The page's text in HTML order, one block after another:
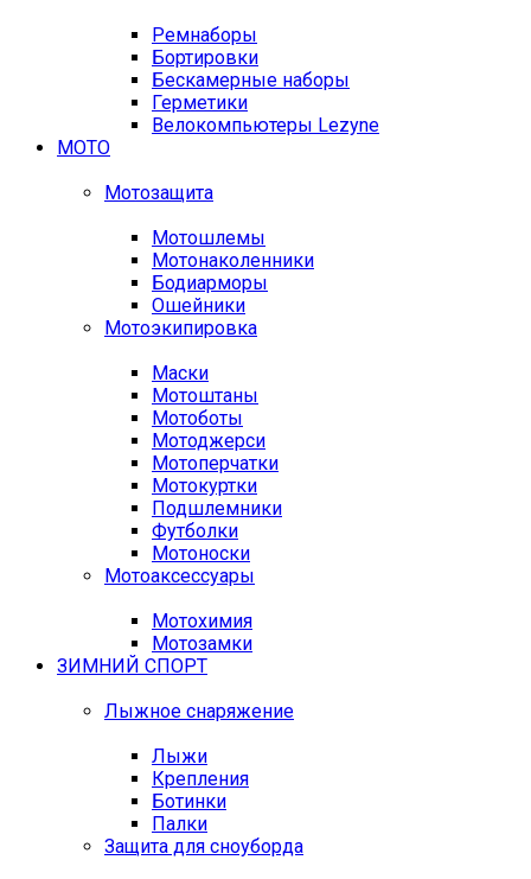
Ремнаборы
Бортировки
Бескамерные наборы
Герметики
Велокомпьютеры Lezyne
МОТО
Мотозащита
Мотошлемы
Мотонаколенники
Бодиарморы
Ошейники
Мотоэкипировка
Маски
Мотоштаны
Мотоботы
Мотоджерси
Мотоперчатки
Мотокуртки
Подшлемники
Футболки
Мотоноски
Мотоаксессуары
Мотохимия
Мотозамки
ЗИМНИЙ СПОРТ
Лыжное снаряжение
Лыжи
Крепления
Ботинки
Палки
Защита для сноуборда